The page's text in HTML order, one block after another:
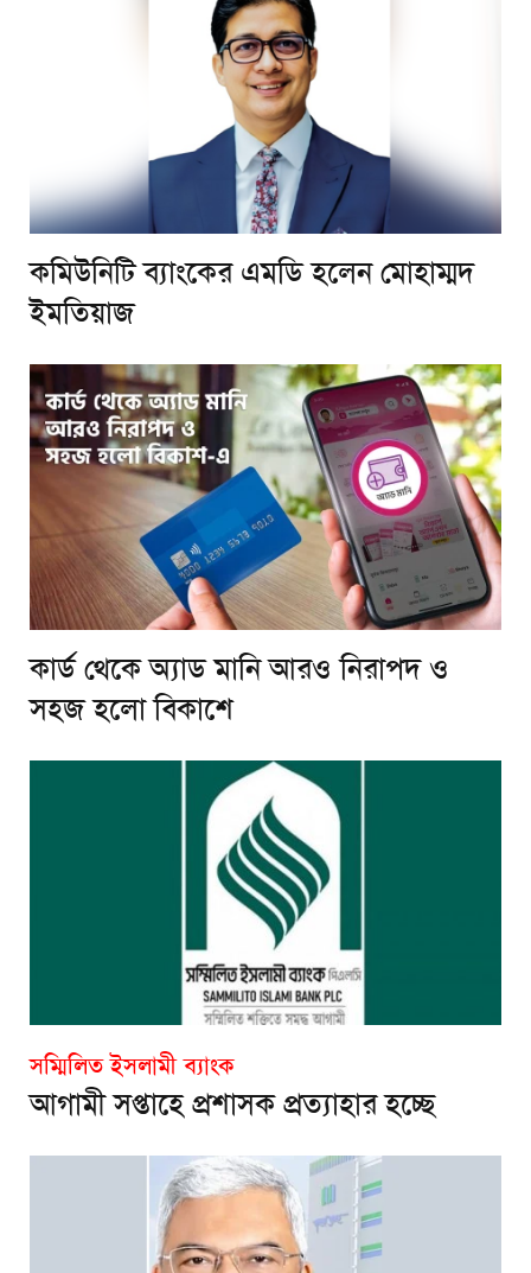
কমিউনিটি ব্যাংকের এমডি হলেন মোহাম্মদ
ইমতিয়াজ
কার্ড থেকে অ্যাড মানি আরও নিরাপদ ও
সহজ হলো বিকাশে
সম্মিলিত ইসলামী ব্যাংক
আগামী সপ্তাহে প্রশাসক প্রত্যাহার হচ্ছে